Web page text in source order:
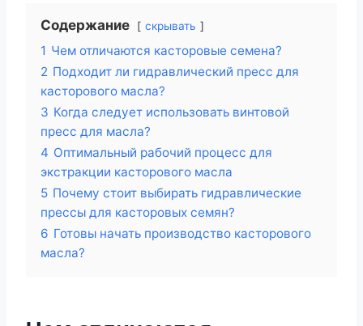
Содержание скрывать
1 Чем отличаются касторовые семена?
2 Подходит ли гидравлический пресс для
касторового масла?
3 Когда следует использовать винтовой
пресс для масла?
4 Оптимальный рабочий процесс для
экстракции касторового масла
5 Почему стоит выбирать гидравлические
прессы для касторовых семян?
6 Готовы начать производство касторового
масла?